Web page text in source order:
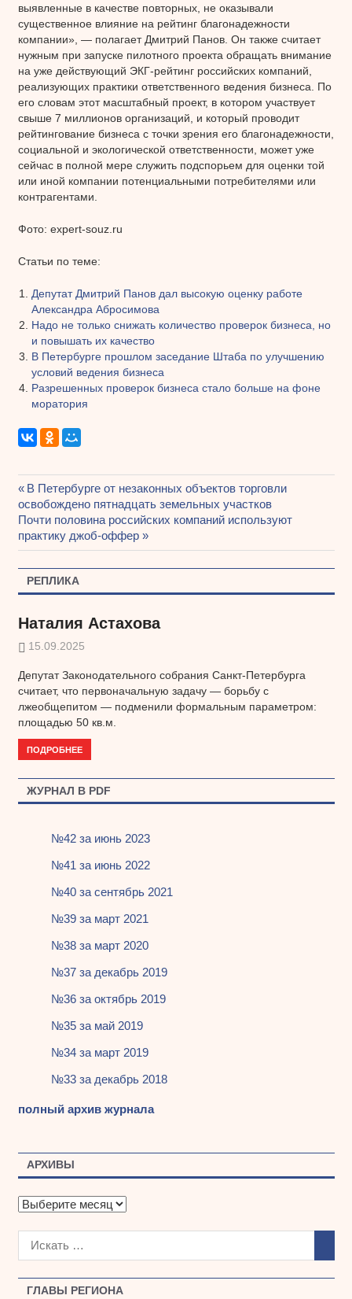
выявленные в качестве повторных, не оказывали
существенное влияние на рейтинг благонадежности
компании», — полагает Дмитрий Панов. Он также считает
нужным при запуске пилотного проекта обращать внимание
на уже действующий ЭКГ-рейтинг российских компаний,
реализующих практики ответственного ведения бизнеса. По
его словам этот масштабный проект, в котором участвует
свыше 7 миллионов организаций, и который проводит
рейтингование бизнеса с точки зрения его благонадежности,
социальной и экологической ответственности, может уже
сейчас в полной мере служить подспорьем для оценки той
или иной компании потенциальными потребителями или
контрагентами.
Фото: expert-souz.ru
Статьи по теме:
Депутат Дмитрий Панов дал высокую оценку работе
Александра Абросимова
Надо не только снижать количество проверок бизнеса, но
и повышать их качество
В Петербурге прошлом заседание Штаба по улучшению
условий ведения бизнеса
Разрешенных проверок бизнеса стало больше на фоне
моратория
Навигация
по
записям
Предыдущая
запись:
В Петербурге от незаконных объектов торговли
освобождено пятнадцать земельных участков
Следующая
запись:
Почти половина российских компаний используют
практику джоб-оффер
ГЛАВЫ РЕГИОНА
РЕПЛИКА
Наталия Астахова
15.09.2025
Депутат Законодательного собрания Санкт-Петербурга
считает, что первоначальную задачу — борьбу с
лжеобщепитом — подменили формальным параметром:
площадью 50 кв.м.
ПОДРОБНЕЕ
ЖУРНАЛ В PDF
№42 за июнь 2023
№41 за июнь 2022
№40 за сентябрь 2021
№39 за март 2021
№38 за март 2020
№37 за декабрь 2019
№36 за октябрь 2019
№35 за май 2019
№34 за март 2019
№33 за декабрь 2018
полный архив журнала
АРХИВЫ
А
х
ы